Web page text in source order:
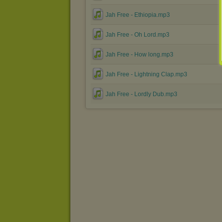
Jah Free - Ethiopia.mp3
Jah Free - Oh Lord.mp3
Jah Free - How long.mp3
Jah Free - Lightning Clap.mp3
Jah Free - Lordly Dub.mp3